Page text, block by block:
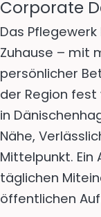
Corporate
Das
Zuhause – mit
persönlicher
der Region
in
Nähe,
Mittelpunkt. Ein
täglichen
öffentlichen